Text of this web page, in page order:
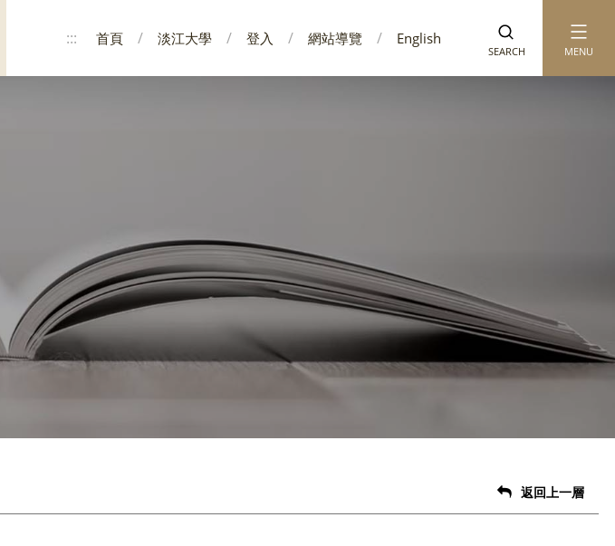
:::
首頁 淡江大學 登入 網站導覽 English
SEARCH MENU
返回上一層